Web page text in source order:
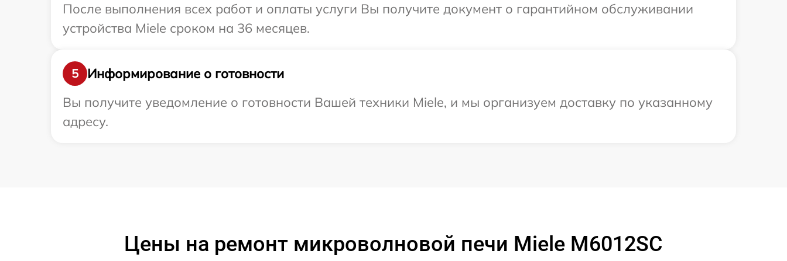
После выполнения всех работ и оплаты услуги Вы получите документ о гарантийном обслуживании
устройства Miele сроком на 36 месяцев.
5
Информирование о готовности
Вы получите уведомление о готовности Вашей техники Miele, и мы организуем доставку по указанному
адресу.
Цены на ремонт микроволновой печи Miele M6012SC